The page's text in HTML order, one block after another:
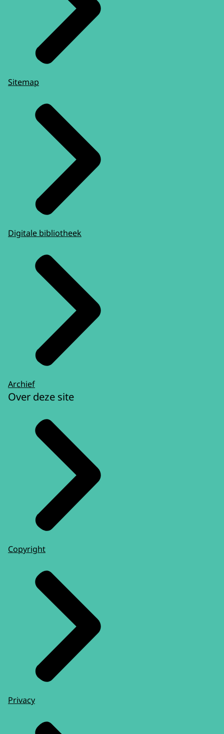
Sitemap
Digitale bibliotheek
Archief
Over deze site
Copyright
Privacy